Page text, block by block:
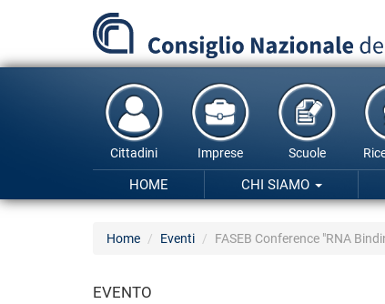
principale
Cittadini Imprese Scuole
HOME CHI SIAMO
Home Eventi FASEB Conference "RNA
EVENTO